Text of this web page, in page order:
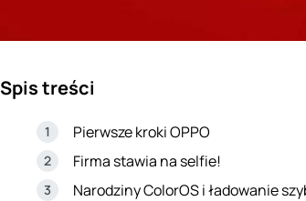
Spis treści
Pierwsze kroki OPPO
Firma stawia na selfie!
Narodziny ColorOS i ładowanie